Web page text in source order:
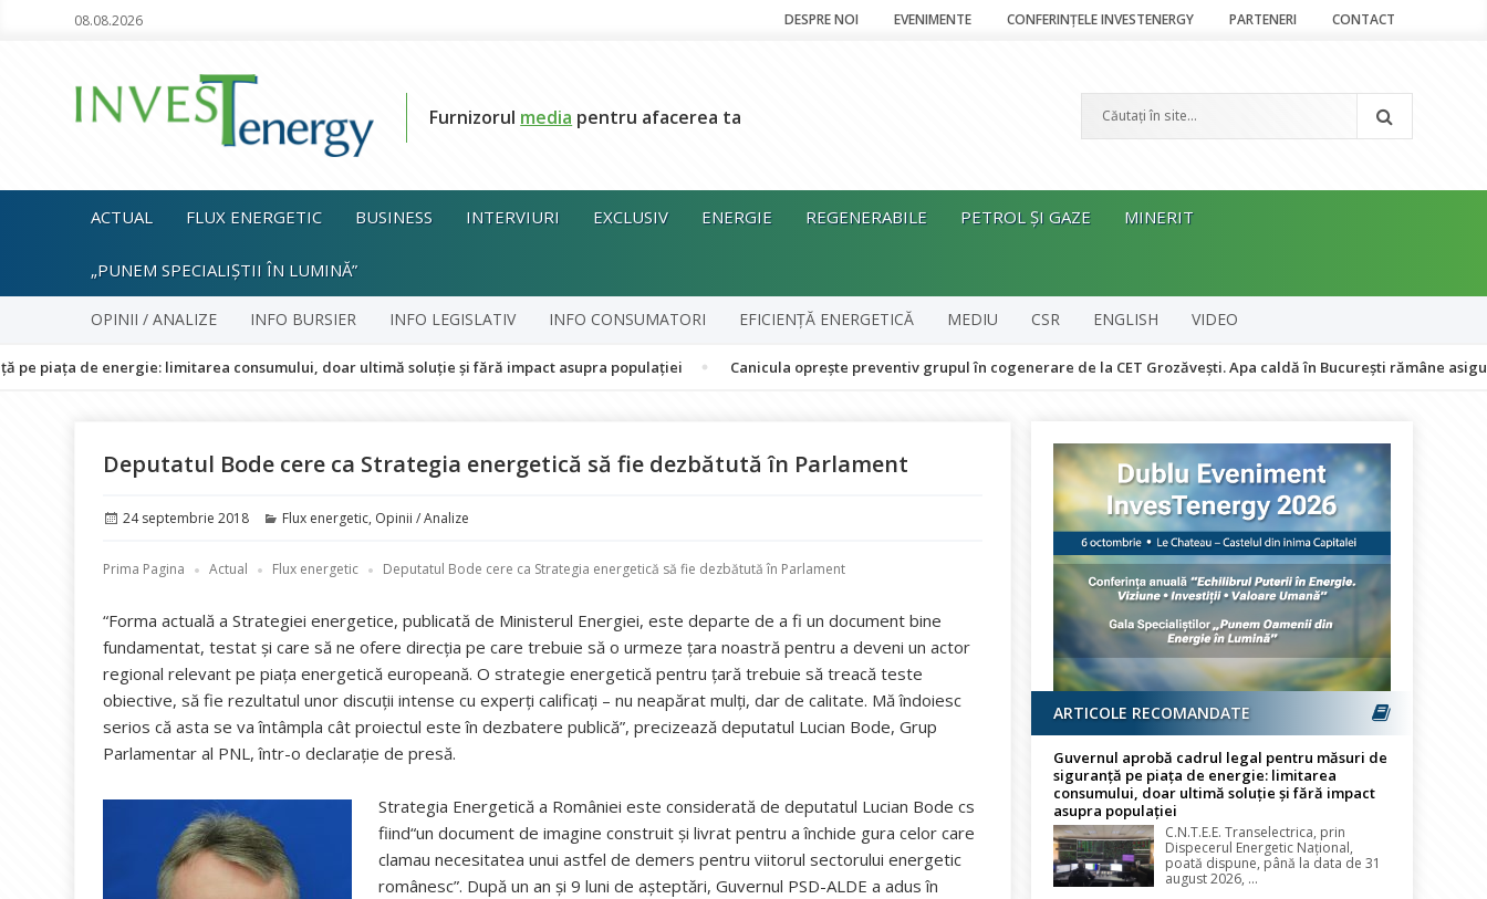
08.08.2026 DESPRE NOI EVENIMENTE CONFERINȚELE INVESTENERGY PARTENERI CONTACT
Furnizorul media pentru afacerea ta
ACTUAL FLUX ENERGETIC BUSINESS INTERVIURI EXCLUSIV ENERGIE REGENERABILE PETROL ȘI GAZE MINERIT
„PUNEM SPECIALIȘTII ÎN LUMINĂ”
OPINII / ANALIZE INFO BURSIER INFO LEGISLATIV INFO CONSUMATORI EFICIENȚĂ ENERGETICĂ MEDIU CSR ENGLISH VIDEO
energie: limitarea consumului, doar ultimă soluție și fără impact asupra populației Canicula oprește preventiv grupul în cogenerare de la CET Grozăvești. Apa caldă în București rămâne asigurată
Deputatul Bode cere ca Strategia energetică să fie dezbătută în Parlament
Publicat
24 septembrie 2018 Categorii
Flux energetic, Opinii / Analize
Prima Pagina Actual Flux energetic Deputatul Bode cere ca Strategia energetică să fie dezbătută în Parlament
“Forma actuală a Strategiei energetice, publicată de Ministerul Energiei, este departe de a fi un document bine
fundamentat, testat şi care să ne ofere direcţia pe care trebuie să o urmeze ţara noastră pentru a deveni un actor
regional relevant pe piaţa energetică europeană. O strategie energetică pentru ţară trebuie să treacă teste
obiective, să fie rezultatul unor discuţii intense cu experţi calificaţi – nu neapărat mulţi, dar de calitate. Mă îndoiesc
serios că asta se va întâmpla cât proiectul este în dezbatere publică”, precizează deputatul Lucian Bode, Grup
Parlamentar al PNL, într-o declarație de presă.
Strategia Energetică a României este considerată de deputatul Lucian Bode cs
fiind“un document de imagine construit şi livrat pentru a închide gura celor care
clamau necesitatea unui astfel de demers pentru viitorul sectorului energetic
românesc”. După un an şi 9 luni de aşteptări, Guvernul PSD-ALDE a adus în
ARTICOLE RECOMANDATE
Guvernul aprobă cadrul legal pentru măsuri de
siguranță pe piața de energie: limitarea
consumului, doar ultimă soluție și fără impact
asupra populației
C.N.T.E.E. Transelectrica, prin
Dispecerul Energetic Național,
poată dispune, până la data de 31
august 2026, ...